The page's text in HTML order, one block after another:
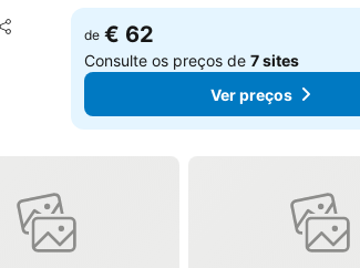
Partilhar
Adicionar aos favoritos
de € 62
Consulte os preços de7 sites
Ver preços